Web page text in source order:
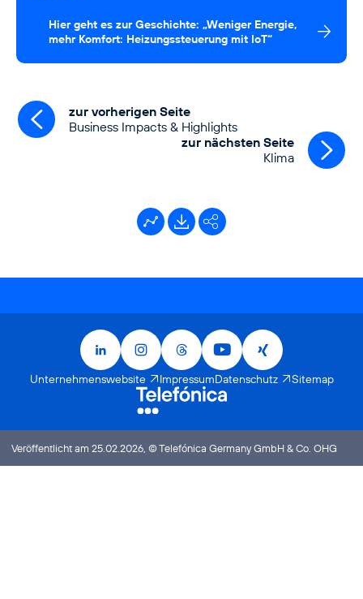
Hier geht es zur Geschichte: „Weniger Energie,
mehr Komfort: Heizungssteuerung mit IoT“
zur vorherigen Seite
Business Impacts & Highlights
zur nächsten Seite
Klima
Kennzahlentool
Downloads
LinkedInInstagramThreadsYouTubeXing
Unternehmenswebsite ImpressumDatenschutz Sitemap
Veröffentlicht am 25.02.2026, © Telefónica Germany GmbH & Co. OHG